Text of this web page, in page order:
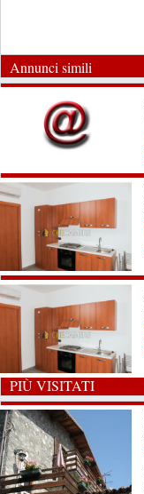
Annunci simili
PIÙ VISITATI